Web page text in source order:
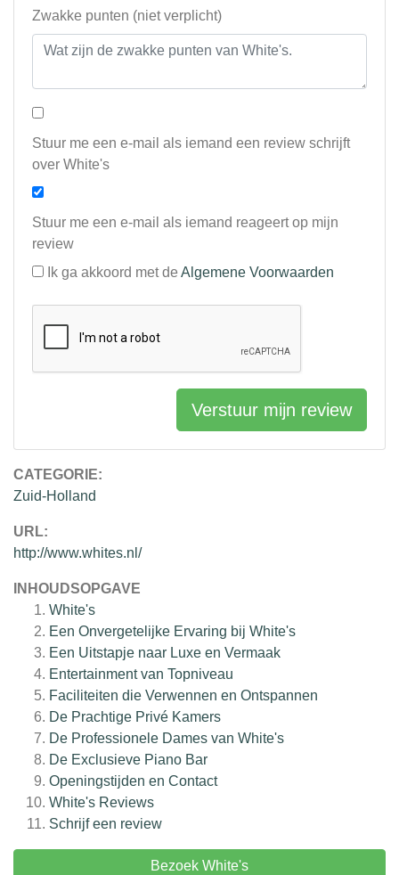
CATEGORIE:
Zuid-Holland
URL:
http://www.whites.nl/
INHOUDSOPGAVE
White's
Een Onvergetelijke Ervaring bij White's
Een Uitstapje naar Luxe en Vermaak
Entertainment van Topniveau
Faciliteiten die Verwennen en Ontspannen
De Prachtige Privé Kamers
De Professionele Dames van White's
De Exclusieve Piano Bar
Openingstijden en Contact
White's Reviews
Schrijf een review
Bezoek White's
Zwakke punten (niet verplicht)
Stuur me een e-mail als iemand een review schrijft
over White's
Stuur me een e-mail als iemand reageert op mijn
review
Ik ga akkoord met de Algemene Voorwaarden
Verstuur mijn review